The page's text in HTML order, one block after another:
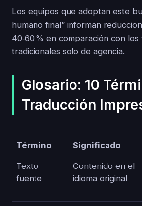
Los equipos que adoptan este
humano final” informan
40‑60 % en comparación con
tradicionales solo de agencia.
Glosario: 10
Traducción
Término Significado
Texto
fuente
Contenido en el
idioma original